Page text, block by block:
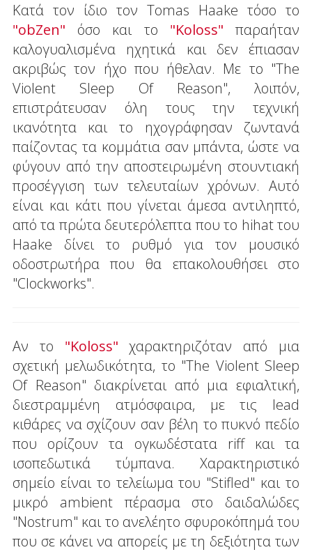
Κατά τον ίδιο τον Tomas Haake τόσο το
"obZen" όσο και το "Koloss" παραήταν
καλογυαλισμένα ηχητικά και δεν έπιασαν
ακριβώς τον ήχο που ήθελαν. Με το "The
Violent Sleep Of Reason", λοιπόν,
επιστράτευσαν όλη τους την τεχνική
ικανότητα και το ηχογράφησαν ζωντανά
παίζοντας τα κομμάτια σαν μπάντα, ώστε να
φύγουν από την αποστειρωμένη στουντιακή
προσέγγιση των τελευταίων χρόνων. Αυτό
είναι και κάτι που γίνεται άμεσα αντιληπτό,
από τα πρώτα δευτερόλεπτα που το hihat του
Haake δίνει το ρυθμό για τον μουσικό
οδοστρωτήρα που θα επακολουθήσει στο
"Clockworks".
Αν το "Koloss" χαρακτηριζόταν από μια
σχετική μελωδικότητα, το "The Violent Sleep
Of Reason" διακρίνεται από μια εφιαλτική,
διεστραμμένη ατμόσφαιρα, με τις lead
κιθάρες να σχίζουν σαν βέλη το πυκνό πεδίο
που ορίζουν τα ογκωδέστατα riff και τα
ισοπεδωτικά τύμπανα. Χαρακτηριστικό
σημείο είναι το τελείωμα του "Stifled" και το
μικρό ambient πέρασμα στο δαιδαλώδες
"Nostrum" και το ανελέητο σφυροκόπημά του
που σε κάνει να απορείς με τη δεξιότητα των